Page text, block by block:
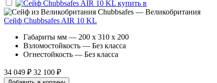
Chubbsafes — Великобритания
Сейф Chubbsafes AIR 10 KL
Габариты мм — 200 x 310 x 200
Взломостойкость — Без класса
Огнестойкость — Без класса
34 049 ₽ 32 100 ₽